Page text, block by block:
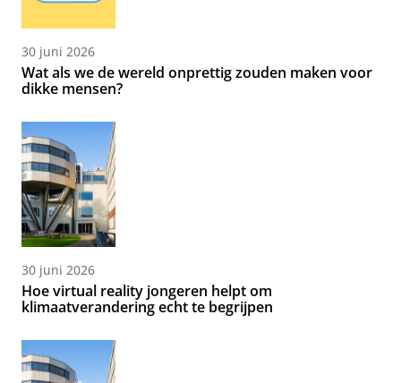
30 juni 2026
Wat als we de wereld onprettig zouden maken voor
dikke mensen?
30 juni 2026
Hoe virtual reality jongeren helpt om
klimaatverandering echt te begrijpen